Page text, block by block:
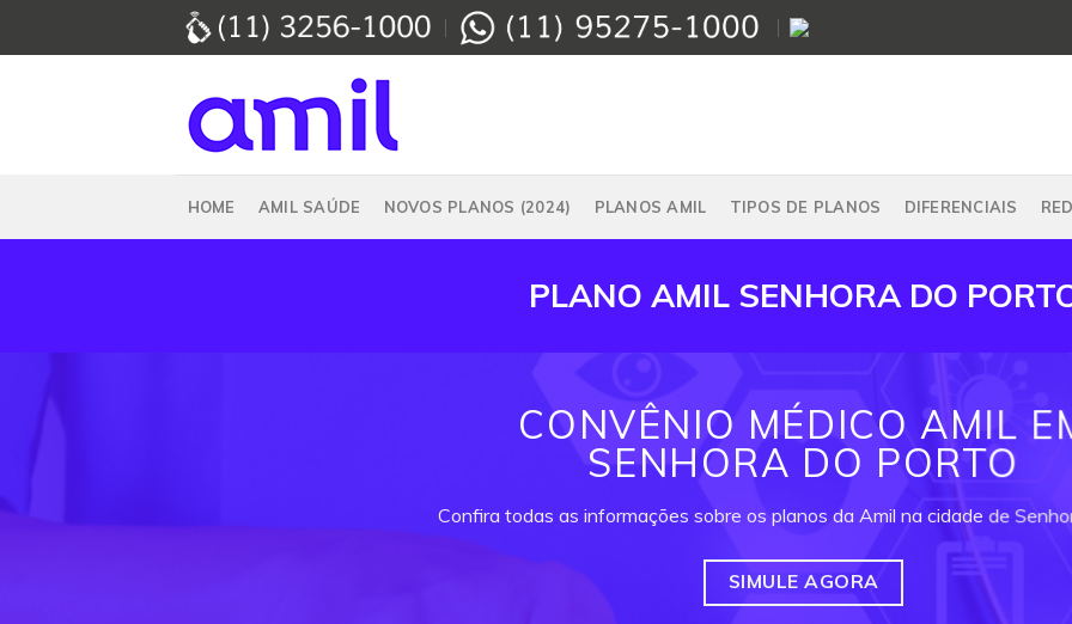
HOME AMIL SAÚDE NOVOS PLANOS (2024) PLANOS AMIL TIPOS DE PLANOS DIFERENCIAIS
PLANO AMIL SENHORA DO
CONVÊNIO MÉDICO AMIL
SENHORA DO PORTO
Confira todas as informações sobre os planos da Amil na cidade de
SIMULE AGORA